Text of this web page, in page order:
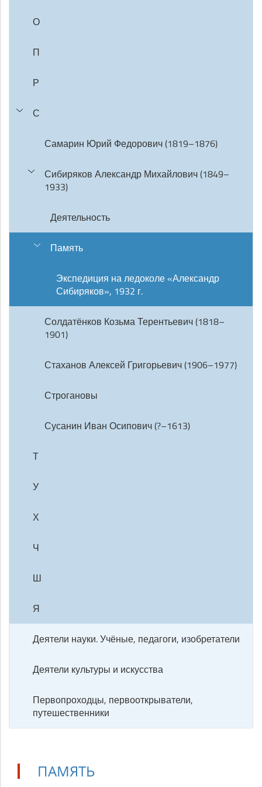
О
П
Р
С
Самарин Юрий Федорович (1819–1876)
Сибиряков Александр Михайлович (1849–
1933)
Деятельность
Память
Экспедиция на ледоколе «Александр
Сибиряков», 1932 г.
Солдатёнков Козьма Терентьевич (1818–
1901)
Стаханов Алексей Григорьевич (1906–1977)
Строгановы
Сусанин Иван Осипович (?–1613)
Т
У
Х
Ч
Ш
Я
Деятели науки. Учёные, педагоги, изобретатели
Деятели культуры и искусства
Первопроходцы, первооткрыватели,
путешественники
ПАМЯТЬ